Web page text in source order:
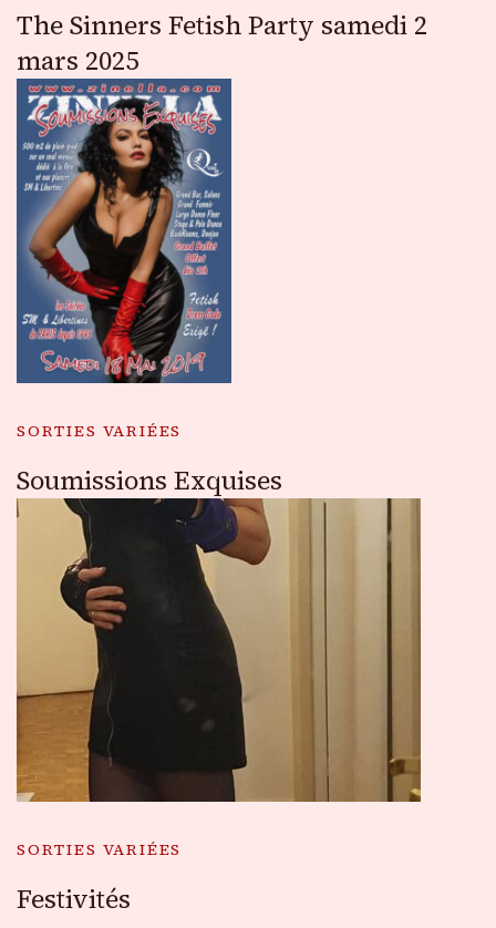
The Sinners Fetish Party samedi 2
mars 2025
SORTIES VARIÉES
Soumissions Exquises
SORTIES VARIÉES
Festivités